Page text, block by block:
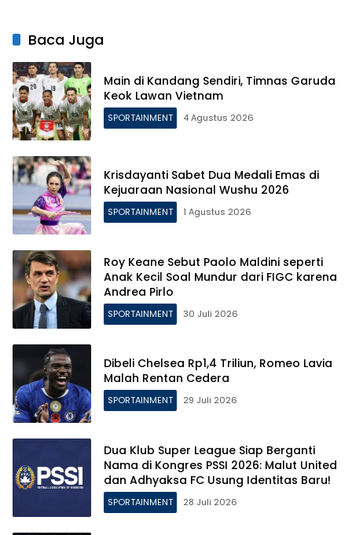
Baca Juga
Main di Kandang Sendiri, Timnas Garuda
Keok Lawan Vietnam
SPORTAINMENT 4 Agustus 2026
Krisdayanti Sabet Dua Medali Emas di
Kejuaraan Nasional Wushu 2026
SPORTAINMENT 1 Agustus 2026
Roy Keane Sebut Paolo Maldini seperti
Anak Kecil Soal Mundur dari FIGC karena
Andrea Pirlo
SPORTAINMENT 30 Juli 2026
Dibeli Chelsea Rp1,4 Triliun, Romeo Lavia
Malah Rentan Cedera
SPORTAINMENT 29 Juli 2026
Dua Klub Super League Siap Berganti
Nama di Kongres PSSI 2026: Malut United
dan Adhyaksa FC Usung Identitas Baru!
SPORTAINMENT 28 Juli 2026